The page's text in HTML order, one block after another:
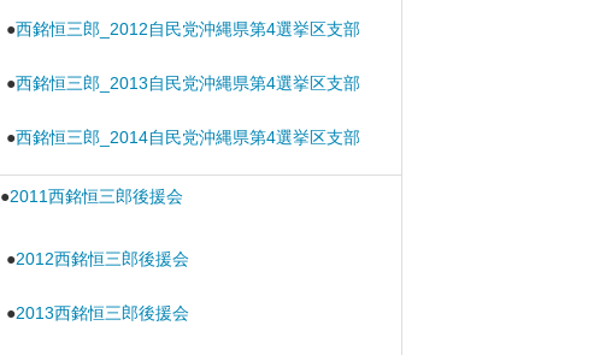
●西銘恒三郎_2012自民党沖縄県第4選挙区支部
●西銘恒三郎_2013自民党沖縄県第4選挙区支部
●西銘恒三郎_2014自民党沖縄県第4選挙区支部
●2011西銘恒三郎後援会
●2012西銘恒三郎後援会
●2013西銘恒三郎後援会